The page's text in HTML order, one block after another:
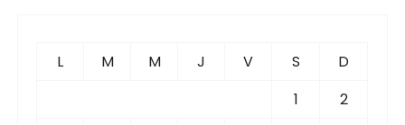
L M M J V S
D
1
2